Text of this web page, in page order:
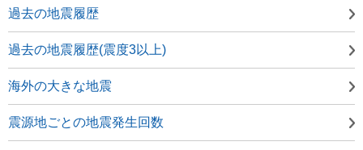
過去の地震履歴
過去の地震履歴(震度3以上)
海外の大きな地震
震源地ごとの地震発生回数